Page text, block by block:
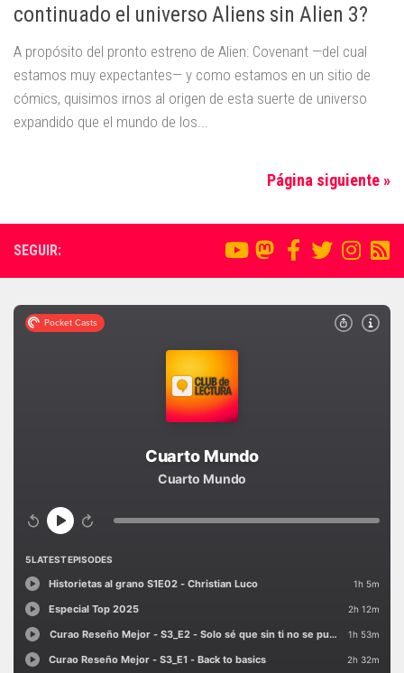
continuado el universo Aliens sin Alien 3?
A propósito del pronto estreno de Alien: Covenant —del cual
estamos muy expectantes— y como estamos en un sitio de
cómics, quisimos irnos al origen de esta suerte de universo
expandido que el mundo de los...
Página siguiente »
SEGUIR: